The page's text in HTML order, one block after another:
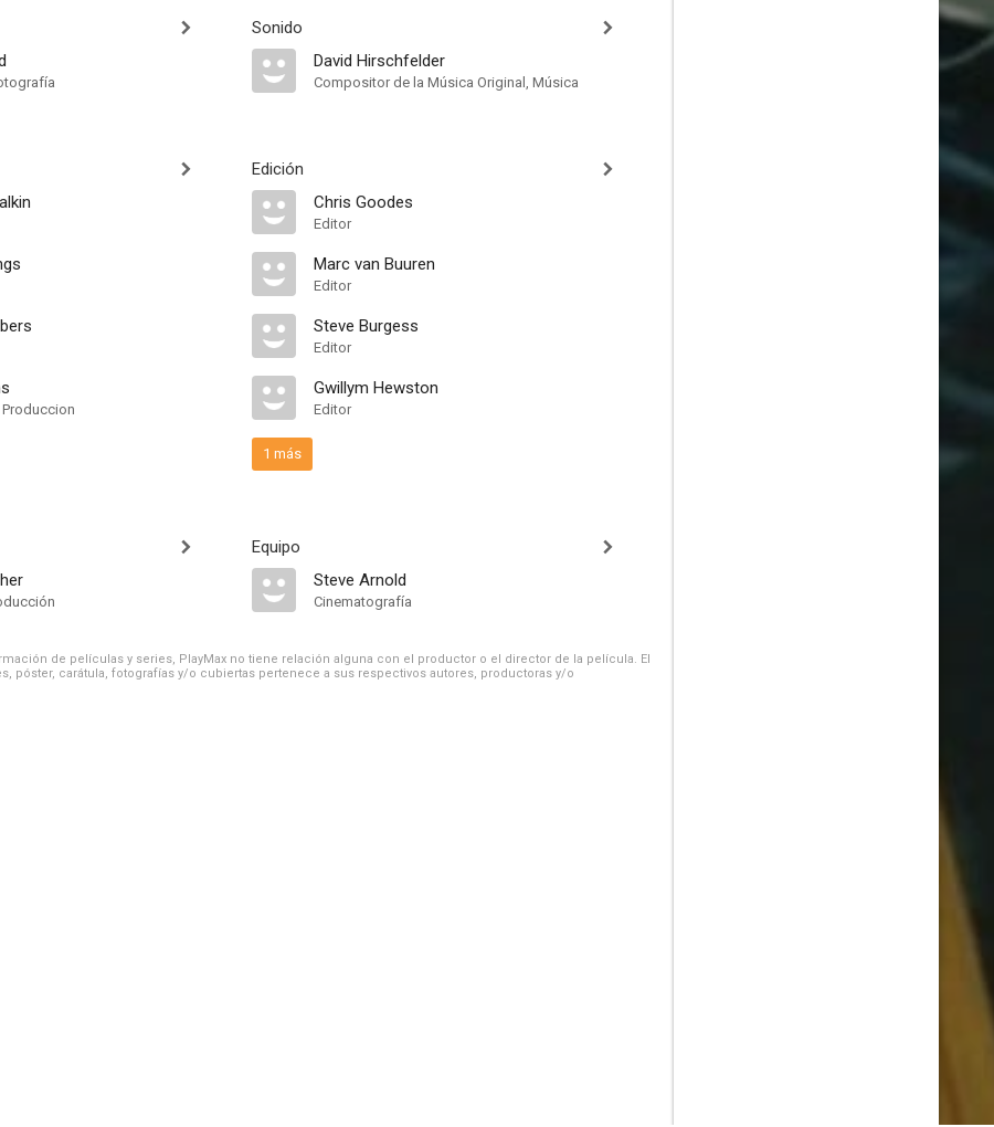
Sonido
David Hirschfelder
Compositor de la Música Original, Música
Edición
Chris Goodes
Editor
Marc van Buuren
Editor
Steve Burgess
Editor
Gwillym Hewston
Editor
1 más
Equipo
Steve Arnold
Cinematografía
de películas y series, PlayMax no tiene relación alguna con el productor o el director de la película. El
póster, carátula, fotografías y/o cubiertas pertenece a sus respectivos autores, productoras y/o